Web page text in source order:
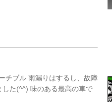
チブル 雨漏りはするし、故障
た(^^) 味のある最高の車で